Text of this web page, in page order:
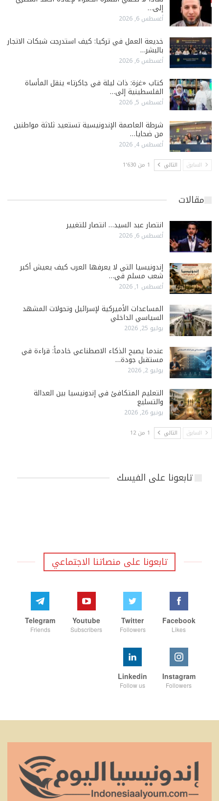
إلى…
أغسطس 6, 2026
خديعة العمل في تركيا: كيف استدرجت شبكات الاتجار
بالبشر…
أغسطس 6, 2026
كتاب «غزة: ذات ليلة في جاكرتا» ينقل المأساة
الفلسطينية إلى…
أغسطس 5, 2026
شرطة العاصمة الإندونيسية تستعيد ثلاثة مواطنين
من ضحايا…
أغسطس 4, 2026
السابق التالي 1 من 1٬630
مقالات
انتصار عبد السيد… انتصار للتغيير
أغسطس 6, 2026
إندونيسيا التي لا يعرفها العرب كيف يعيش أكبر
شعب مسلم في…
أغسطس 1, 2026
المساعدات الأميركية لإسرائيل وتحولات المشهد
السياسي الداخلي
يوليو 25, 2026
عندما يصبح الذكاء الاصطناعي خادماً: قراءة في
مستقبل جودة…
يوليو 2, 2026
التعليم المتكافئ في إندونيسيا بين العدالة
والتسليع
يونيو 26, 2026
السابق التالي 1 من 12
تابعونا على الفيسك
تابعونا على منصاتنا الاجتماعي
Facebook
Likes
Twitter
Followers
Youtube
Subscribers
Telegram
Friends
Instagram
Followers
Linkedin
Follow us